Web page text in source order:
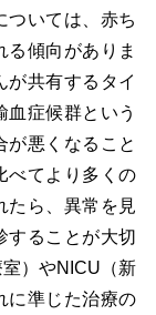
ついては、赤ち
る傾向がありま
が共有するタイ
症候群という
が悪くなること
べてより多くの
たら、異常を見
することが大切
）やNICU（新
に準じた治療の